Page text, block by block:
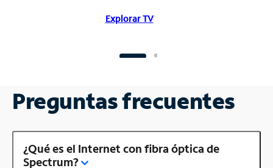
Explorar TV
Preguntas frecuentes
¿Qué es el Internet con fibra óptica de
Spectrum?